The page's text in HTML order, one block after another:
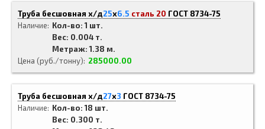
Труба бесшовная х/д25x6.5 сталь 20 ГОСТ 8734-75
Наличие
Кол-во: 1 шт.
Вес: 0.004 т.
Метраж: 1.38 м.
Цена (руб./тонну)
285000.00
Труба бесшовная х/д27x3 ГОСТ 8734-75
Наличие
Кол-во: 18 шт.
Вес: 0.300 т.